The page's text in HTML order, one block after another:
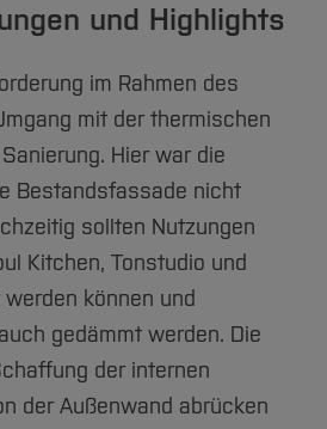
und Highlights
im Rahmen des
mit der thermischen
Hier war die
Bestandsfassade nicht
sollten Nutzungen
Kitchen, Tonstudio und
können und
gedämmt werden. Die
der internen
der Außenwand abrücken